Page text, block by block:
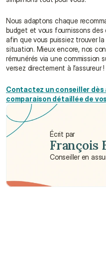
Nous adaptons chaque
budget et vous fournissons des
afin que vous puissiez trouver
situation. Mieux encore, nos
rémunérés via une commission
versez directement à l’assureur !
Contactez un conseiller dès
comparaison détaillée de
Écrit par
François
Conseiller en